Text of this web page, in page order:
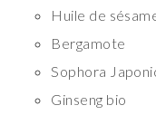
Huile de
Bergamote
Sophora
Ginseng bio